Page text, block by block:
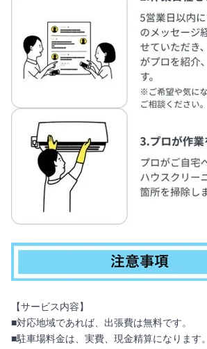
【サービス内容】
■対応地域であれば、出張費は無料です。
■駐車場料金は、実費、現金精算になります。